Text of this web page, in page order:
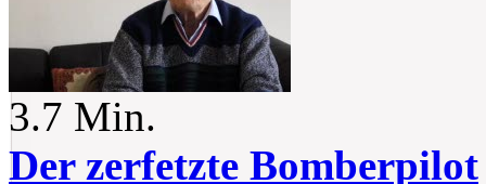
3.7 Min.
Der zerfetzte Bomberpilot